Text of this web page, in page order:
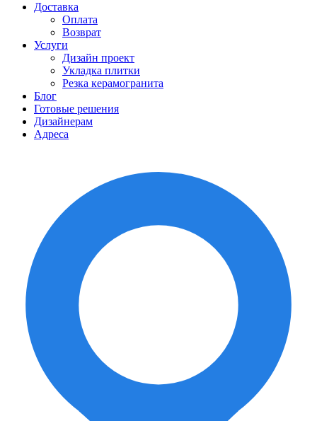
Доставка
Оплата
Возврат
Услуги
Дизайн проект
Укладка плитки
Резка керамогранита
Блог
Готовые решения
Дизайнерам
Адреса